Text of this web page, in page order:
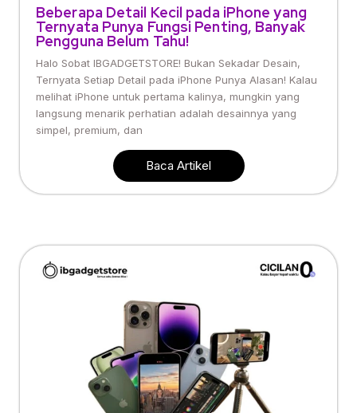
Beberapa Detail Kecil pada iPhone yang
Ternyata Punya Fungsi Penting, Banyak
Pengguna Belum Tahu!
Halo Sobat IBGADGETSTORE! Bukan Sekadar Desain,
Ternyata Setiap Detail pada iPhone Punya Alasan! Kalau
melihat iPhone untuk pertama kalinya, mungkin yang
langsung menarik perhatian adalah desainnya yang
simpel, premium, dan
Baca Artikel